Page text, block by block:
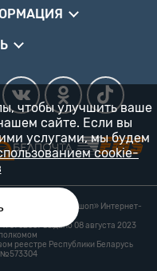
«Гарденшоп» Интернет-
24/7
выдано 08 августа 2023
реестре Республики Беларусь
№573304
чтобы улучшить ваше
сайте. Если вы
услугами, мы будем
cookie-